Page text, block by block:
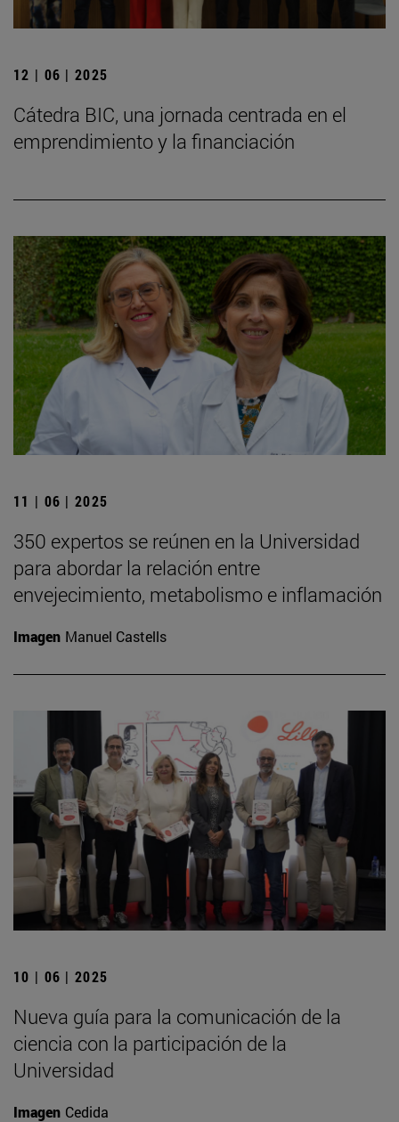
12 | 06 | 2025
Cátedra BIC, una jornada centrada en el
emprendimiento y la financiación
11 | 06 | 2025
350 expertos se reúnen en la Universidad
para abordar la relación entre
envejecimiento, metabolismo e inflamación
Imagen Manuel Castells
10 | 06 | 2025
Nueva guía para la comunicación de la
ciencia con la participación de la
Universidad
Imagen Cedida